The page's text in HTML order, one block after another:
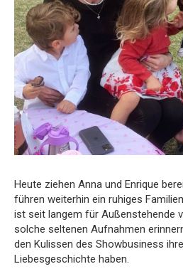
Heute ziehen Anna und Enrique
führen weiterhin ein ruhiges
ist seit langem für Außenstehende
solche seltenen Aufnahmen
den Kulissen des Showbusiness
Liebesgeschichte haben.